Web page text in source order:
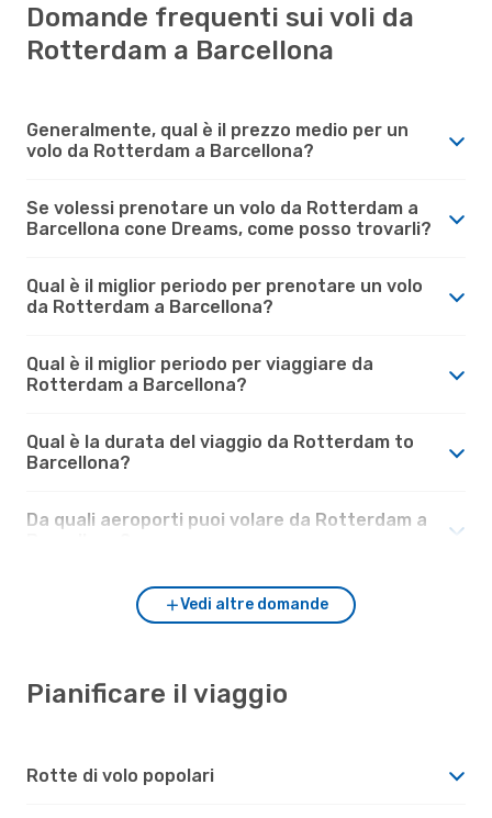
Domande frequenti sui voli da
Rotterdam a Barcellona
Generalmente, qual è il prezzo medio per un
volo da Rotterdam a Barcellona?
Se volessi prenotare un volo da Rotterdam a
Barcellona cone Dreams, come posso trovarli?
Qual è il miglior periodo per prenotare un volo
da Rotterdam a Barcellona?
Qual è il miglior periodo per viaggiare da
Rotterdam a Barcellona?
Qual è la durata del viaggio da Rotterdam to
Barcellona?
Da quali aeroporti puoi volare da Rotterdam a
Vedi altre domande
Pianificare il viaggio
Rotte di volo popolari